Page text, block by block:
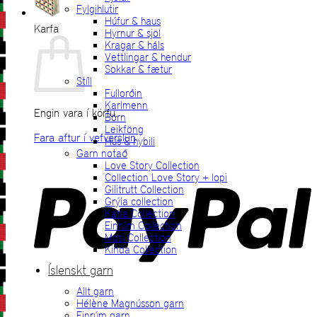
Karfa
Engin vara í körfu.
Fara aftur í vefverslun
Fylgihlutir
Húfur & haus
Hyrnur & sjöl
Kragar & háls
Vettlingar & hendur
Sokkar & fætur
Stíll
Fullorðin
Karlmenn
Börn
Leikföng
Hús & hybili
Garn notað
Love Story Collection
Collection Love Story + lopi
Gilitrutt Collection
Grýla collection
Katla Collection
Einrúm Collection
Mosi Collection
Kinda Collection
Íslenskt garn
Allt garn
Hélène Magnússon garn